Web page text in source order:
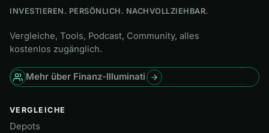
INVESTIEREN. PERSÖNLICH. NACHVOLLZIEHBAR.
Vergleiche, Tools, Podcast, Community, alles
kostenlos zugänglich.
Mehr über Finanz-Illuminati
VERGLEICHE
Depots